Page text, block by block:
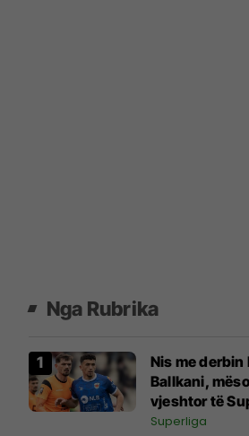
Nga Rubrika
Nis me derbin
Ballkani,
vjeshtor të
edicionin
Superliga